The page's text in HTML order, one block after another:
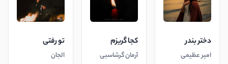
دختر بندر
امیر عظیمی
کجا گریزم
آرمان گرشاسبی
تو رفتی
الجان